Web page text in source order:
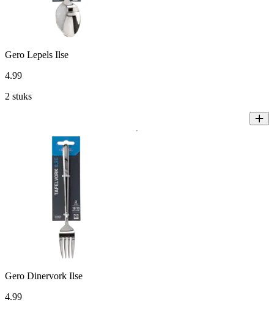
Gero Lepels Ilse
4.99
2 stuks
Gero Dinervork Ilse
4.99